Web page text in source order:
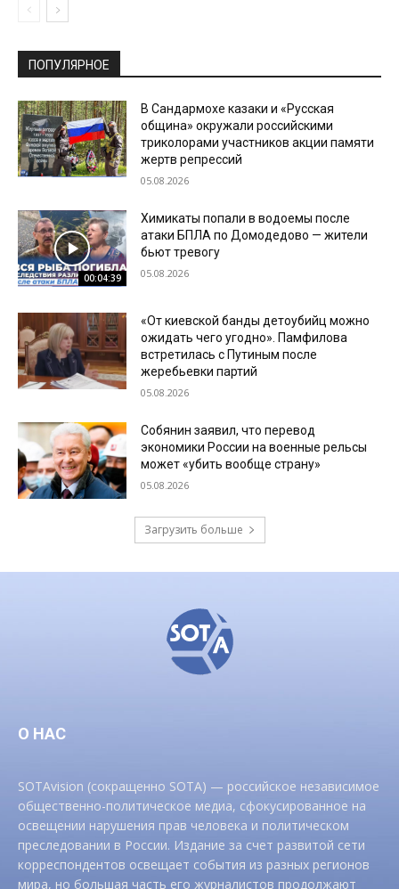
ПОПУЛЯРНОЕ
В Сандармохе казаки и «Русская
община» окружали российскими
триколорами участников акции памяти
жертв репрессий
05.08.2026
00:04:39
Химикаты попали в водоемы после
атаки БПЛА по Домодедово — жители
бьют тревогу
05.08.2026
«От киевской банды детоубийц можно
ожидать чего угодно». Памфилова
встретилась с Путиным после
жеребьевки партий
05.08.2026
Собянин заявил, что перевод
экономики России на военные рельсы
может «убить вообще страну»
05.08.2026
Загрузить больше
О НАС
SOTAvision (сокращенно SOTA) — российское независимое
общественно-политическое медиа, сфокусированное на
освещении нарушения прав человека и политическом
преследовании в России. Издание за счет развитой сети
корреспондентов освещает события из разных регионов
мира, но большая часть его журналистов продолжают